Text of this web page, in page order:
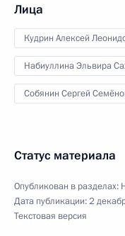
Лица
Кудрин Алексей
Набиуллина Эльвира
Собянин Сергей
Статус материала
Опубликован в разделах:
Дата публикации:2
Текстовая версия